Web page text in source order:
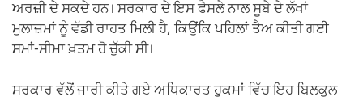
ਅਰਜ਼ੀ ਦੇ ਸਕਦੇ ਹਨ। ਸਰਕਾਰ ਦੇ ਇਸ ਫੈਸਲੇ ਨਾਲ ਸੂਬੇ ਦੇ ਲੱਖਾਂ
ਮੁਲਾਜ਼ਮਾਂ ਨੂੰ ਵੱਡੀ ਰਾਹਤ ਮਿਲੀ ਹੈ, ਕਿਉਂਕਿ ਪਹਿਲਾਂ ਤੈਅ ਕੀਤੀ ਗਈ
ਸਮਾਂ-ਸੀਮਾ ਖ਼ਤਮ ਹੋ ਚੁੱਕੀ ਸੀ।
ਸਰਕਾਰ ਵੱਲੋਂ ਜਾਰੀ ਕੀਤੇ ਗਏ ਅਧਿਕਾਰਤ ਹੁਕਮਾਂ ਵਿੱਚ ਇਹ ਬਿਲਕੁਲ